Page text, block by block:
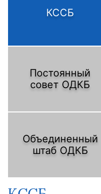
КССБ
Постоянный
совет ОДКБ
Объединенный
штаб ОДКБ